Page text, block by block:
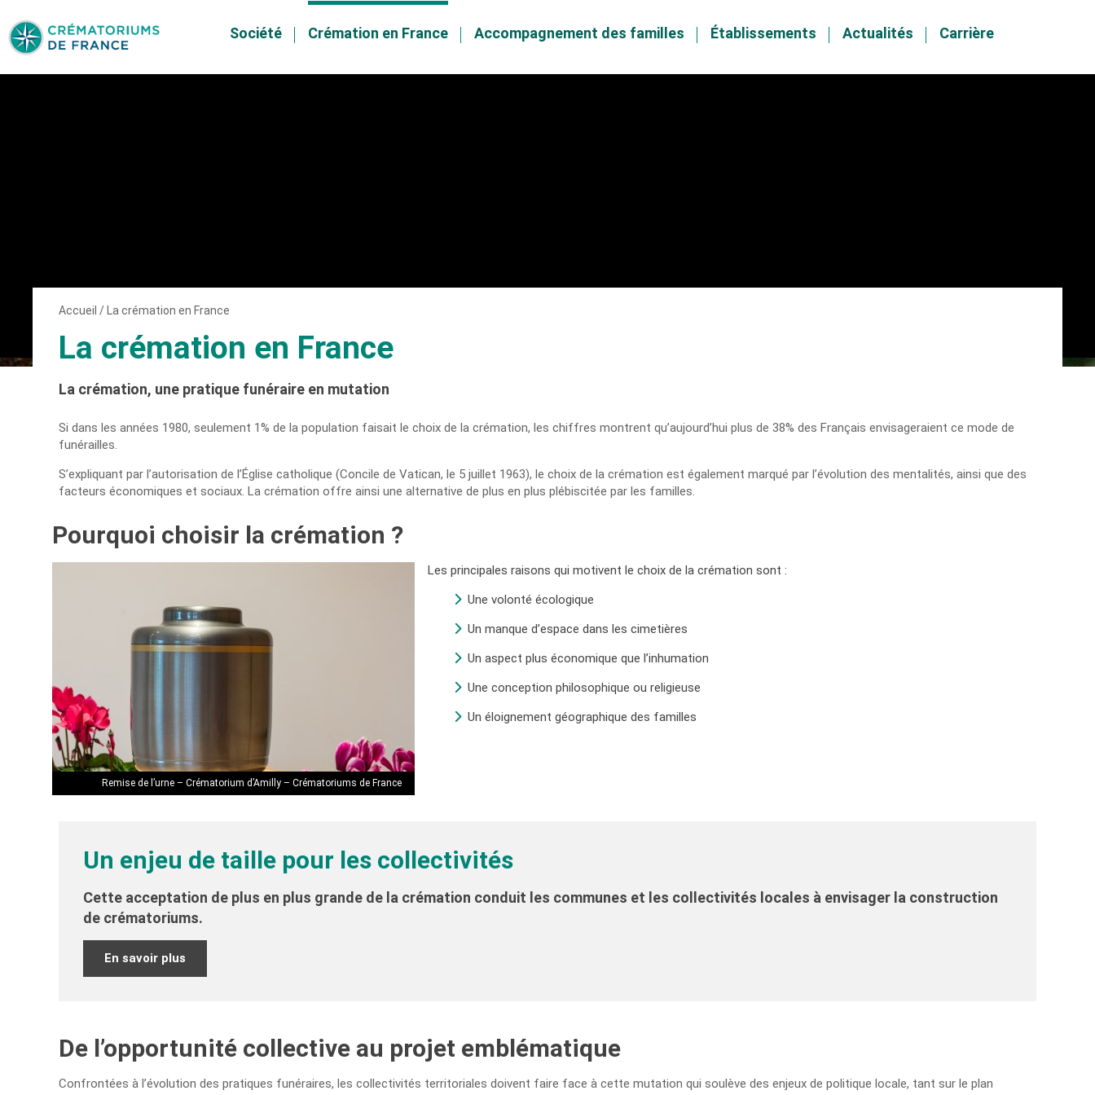
Société Crémation en France Accompagnement des familles Établissements Actualités Carrière
Accueil / La crémation en France
La crémation en France
La crémation, une pratique funéraire en mutation
Si dans les années 1980, seulement 1% de la population faisait le choix de la crémation, les chiffres montrent qu’aujourd’hui plus de 38% des Français envisageraient ce mode de
funérailles.
S’expliquant par l’autorisation de l’Église catholique (Concile de Vatican, le 5 juillet 1963), le choix de la crémation est également marqué par l’évolution des mentalités, ainsi que des
facteurs économiques et sociaux. La crémation offre ainsi une alternative de plus en plus plébiscitée par les familles.
Pourquoi choisir la crémation ?
Remise de l’urne – Crématorium d’Amilly – Crématoriums de France
Les principales raisons qui motivent le choix de la crémation sont :
Une volonté écologique
Un manque d’espace dans les cimetières
Un aspect plus économique que l’inhumation
Une conception philosophique ou religieuse
Un éloignement géographique des familles
Un enjeu de taille pour les collectivités
Cette acceptation de plus en plus grande de la crémation conduit les communes et les collectivités locales à envisager la construction
de crématoriums.
En savoir plus
De l’opportunité collective au projet emblématique
Confrontées à l’évolution des pratiques funéraires, les collectivités territoriales doivent faire face à cette mutation qui soulève des enjeux de politique locale, tant sur le plan